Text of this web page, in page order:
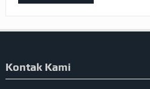
Kontak Kami